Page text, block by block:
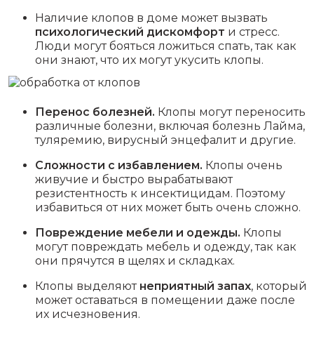
Наличие клопов в доме может вызвать
психологический дискомфорт и стресс.
Люди могут бояться ложиться спать, так как
они знают, что их могут укусить клопы.
Перенос болезней. Клопы могут переносить
различные болезни, включая болезнь Лайма,
туляремию, вирусный энцефалит и другие.
Сложности с избавлением. Клопы очень
живучие и быстро вырабатывают
резистентность к инсектицидам. Поэтому
избавиться от них может быть очень сложно.
Повреждение мебели и одежды. Клопы
могут повреждать мебель и одежду, так как
они прячутся в щелях и складках.
Клопы выделяют неприятный запах, который
может оставаться в помещении даже после
их исчезновения.